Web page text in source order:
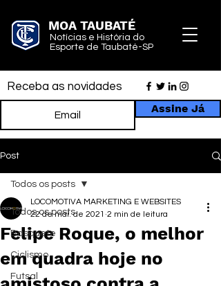
MOA TAUBATÉ
Notícias e História do
Esporte de Taubaté-SP
Receba as novidades
Assine Já
Post
Todos os posts
Basquete
Ciclismo
Futsal
Todos os posts
Felipe Roque, o melhor
em quadra hoje no
LOCOMOTIVA MARKETING E WEBSITES
22 de mai. de 2021 2 min de leitura